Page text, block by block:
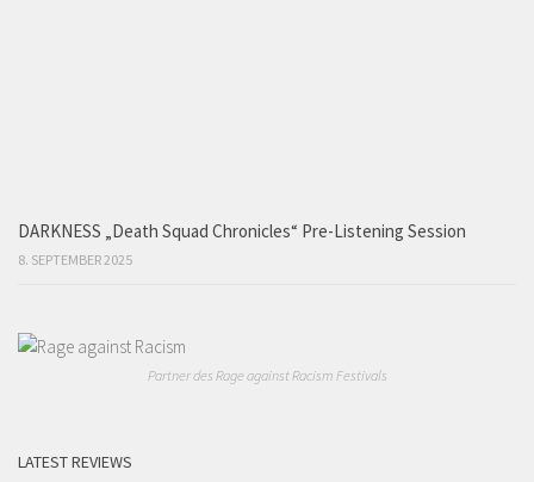
DARKNESS „Death Squad Chronicles“ Pre-Listening Session
8. SEPTEMBER 2025
Partner des Rage against Racism Festivals
LATEST REVIEWS